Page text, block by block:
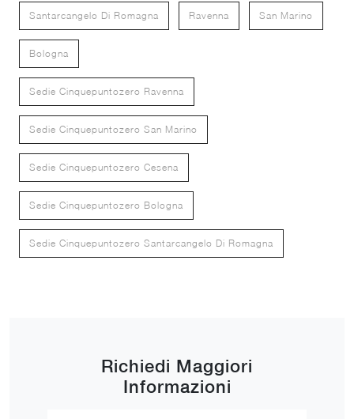
Santarcangelo Di Romagna Ravenna San Marino
Bologna
Sedie Cinquepuntozero Ravenna
Sedie Cinquepuntozero San Marino
Sedie Cinquepuntozero Cesena
Sedie Cinquepuntozero Bologna
Sedie Cinquepuntozero Santarcangelo Di Romagna
Richiedi Maggiori
Informazioni